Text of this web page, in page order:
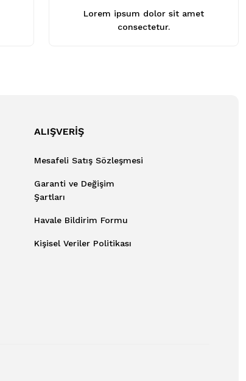
Lorem ipsum dolor sit amet
consectetur.
ALIŞVERİŞ
Mesafeli Satış Sözleşmesi
Garanti ve Değişim
Şartları
Havale Bildirim Formu
Kişisel Veriler Politikası